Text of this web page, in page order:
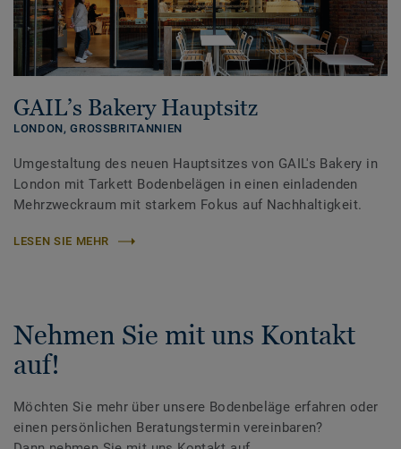
GAIL’s Bakery Hauptsitz
LONDON,GROSSBRITANNIEN
Umgestaltung des neuen Hauptsitzes von GAIL's Bakery in
London mit Tarkett Bodenbelägen in einen einladenden
Mehrzweckraum mit starkem Fokus auf Nachhaltigkeit.
LESEN SIE MEHR
Nehmen Sie mit uns Kontakt
auf!
Möchten Sie mehr über unsere Bodenbeläge erfahren oder
einen persönlichen Beratungstermin vereinbaren?